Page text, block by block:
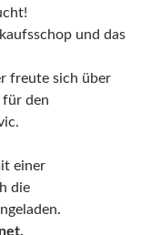
und das
freute sich über
für den
einer
die